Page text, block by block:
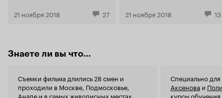
Полины
21 ноября 2018 27 21 ноября 2018 13
Знаете ли вы что...
Съемки фильма длились 28 смен и
проходили в Москве, Подмосковье,
Анапе и в самых живописных местах
Специально
Аксенова и
курсы